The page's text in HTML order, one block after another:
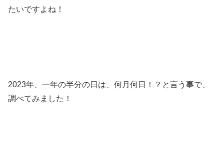
たいですよね！
2023年、一年の半分の日は、何月何日！？と言う事で、
調べてみました！